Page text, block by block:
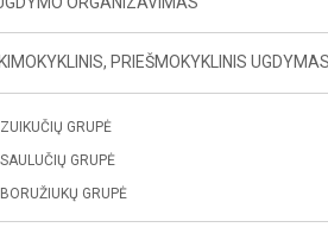
IKIMOKYKLINIS, PRIEŠMOKYKLINIS UGDYMAS
ZUIKUČIŲ GRUPĖ
SAULUČIŲ GRUPĖ
BORUŽIUKŲ GRUPĖ